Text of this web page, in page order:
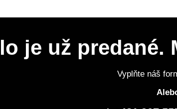
je už predané.
Vyplňte náš